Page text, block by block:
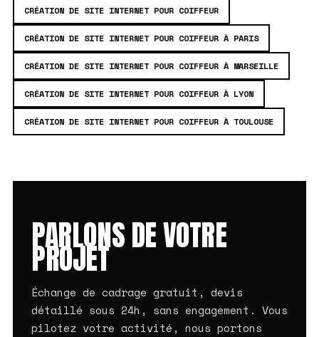
CRÉATION DE SITE INTERNET POUR COIFFEUR
CRÉATION DE SITE INTERNET POUR COIFFEUR À PARIS
CRÉATION DE SITE INTERNET POUR COIFFEUR À MARSEILLE
CRÉATION DE SITE INTERNET POUR COIFFEUR À LYON
CRÉATION DE SITE INTERNET POUR COIFFEUR À TOULOUSE
PARLONS DE VOTRE
PROJET
Échange de cadrage gratuit, devis
détaillé sous 24h, sans engagement. Vous
pilotez votre activité, nous portons